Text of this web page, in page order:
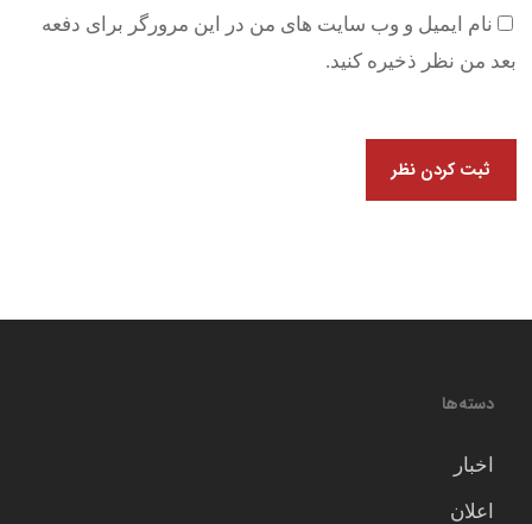
نام ایمیل و وب سایت های من در این مرورگر برای دفعه
بعد من نظر ذخیره کنید.
دسته‌ها
اخبار
اعلان